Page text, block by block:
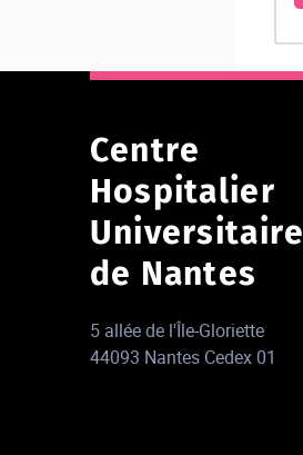
Centre
Hospitalier
Universitaire
de Nantes
5 allée de l'Île-Gloriette
44093 Nantes Cedex 01